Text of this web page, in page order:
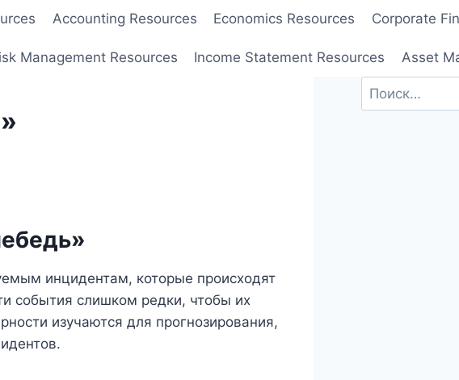
Accounting Resources Economics Resources Corporate
Management Resources Income Statement Resources Asset
инцидентам, которые происходят
события слишком редки, чтобы их
изучаются для прогнозирования,
Найти: